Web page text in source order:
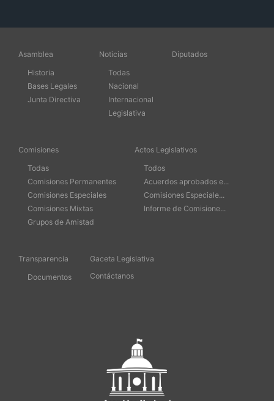
Asamblea
Historia
Bases Legales
Junta Directiva
Noticias
Todas
Nacional
Internacional
Legislativa
Diputados
Comisiones
Todas
Comisiones Permanentes
Comisiones Especiales
Comisiones Mixtas
Grupos de Amistad
Actos Legislativos
Todos
Acuerdos aprobados e...
Comisiones Especiale...
Informe de Comisione...
Transparencia
Documentos
Gaceta Legislativa
Contáctanos